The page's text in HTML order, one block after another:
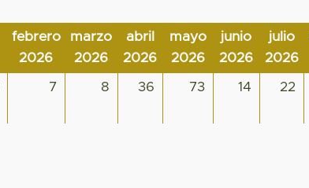
febrero
2026
marzo
2026
abril
2026
mayo
2026
junio
2026
julio
2026
7 8 36 73 14 22